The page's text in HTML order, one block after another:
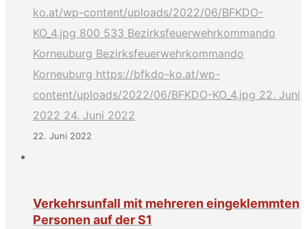
ko.at/wp-content/uploads/2022/06/BFKDO-
KO_4.jpg 800 533 Bezirksfeuerwehrkommando
Korneuburg Bezirksfeuerwehrkommando
Korneuburg https://bfkdo-ko.at/wp-
content/uploads/2022/06/BFKDO-KO_4.jpg 22. Juni
2022 24. Juni 2022
22. Juni 2022
Verkehrsunfall mit mehreren eingeklemmten
Personen auf der S1